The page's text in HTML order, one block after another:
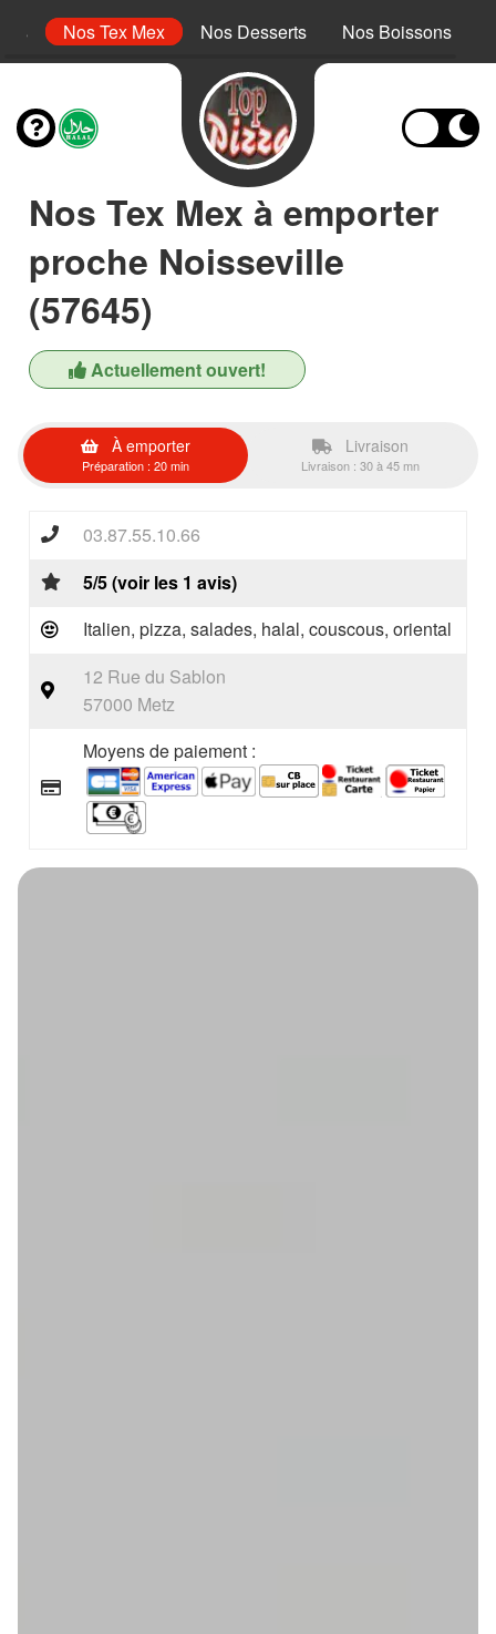
Nos Tex Mex Nos Desserts Nos Boissons
Nos Tex Mex à emporter
proche Noisseville
(57645)
Actuellement ouvert!
À emporter
Préparation : 20 min
Livraison
Livraison : 30 à 45 mn
03.87.55.10.66
5/5 (voir les 1 avis)
Italien, pizza, salades, halal, couscous, oriental
12 Rue du Sablon
57000 Metz
Moyens de paiement :